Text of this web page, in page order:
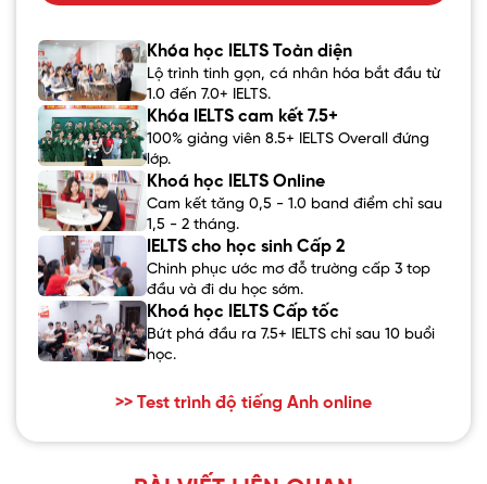
Khóa học IELTS Toàn diện
Lộ trình tinh gọn, cá nhân hóa bắt đầu từ
1.0 đến 7.0+ IELTS.
Khóa IELTS cam kết 7.5+
100% giảng viên 8.5+ IELTS Overall đứng
lớp.
Khoá học IELTS Online
Cam kết tăng 0,5 - 1.0 band điểm chỉ sau
1,5 - 2 tháng.
IELTS cho học sinh Cấp 2
Chinh phục ước mơ đỗ trường cấp 3 top
đầu và đi du học sớm.
Khoá học IELTS Cấp tốc
Bứt phá đầu ra 7.5+ IELTS chỉ sau 10 buổi
học.
>> Test trình độ tiếng Anh online